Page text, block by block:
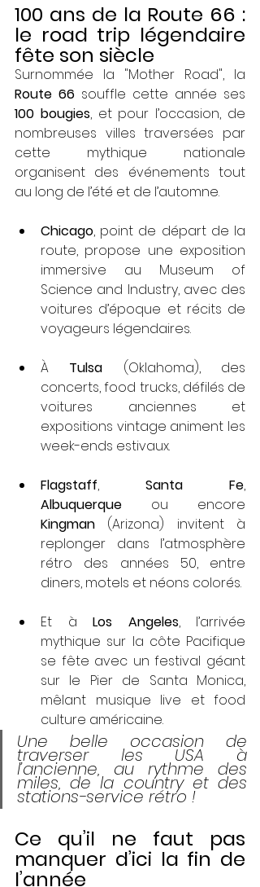
100 ans de la Route 66 :
le road trip légendaire
fête son siècle
Route 66
100 bougies, et pour l’occasion, de
nombreuses villes traversées par
cette mythique nationale
organisent des événements tout
au long de l’été et de l’automne.
Chicago, point de départ de la
route, propose une exposition
immersive au Museum of
Science and Industry, avec des
voitures d’époque et récits de
voyageurs légendaires.
À Tulsa (Oklahoma), des
concerts, food trucks, défilés de
voitures anciennes et
expositions vintage animent les
week-ends estivaux.
Flagstaff, Santa Fe
Albuquerque
Kingman (Arizona) invitent à
replonger dans l’atmosphère
rétro des années 50, entre
diners, motels et néons colorés.
Et à Los Angeles, l’arrivée
mythique sur la côte Pacifique
se fête avec un festival géant
sur le Pier de Santa Monica,
mêlant musique live et food
culture américaine.
Une belle occasion de
traverser les USA à
l’ancienne, au rythme des
miles, de la country et des
stations-service rétro !
Ce qu’il ne faut pas
manquer d’ici la fin de
l’année